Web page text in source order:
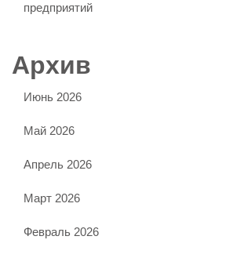
предприятий
Архив
Июнь 2026
Май 2026
Апрель 2026
Март 2026
Февраль 2026